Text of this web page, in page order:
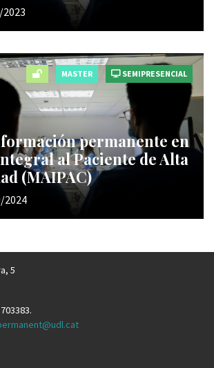
MASTER SEMIPRESENCIAL
permanente en
al Paciente de Alta
(MAIPAC)
2024
5